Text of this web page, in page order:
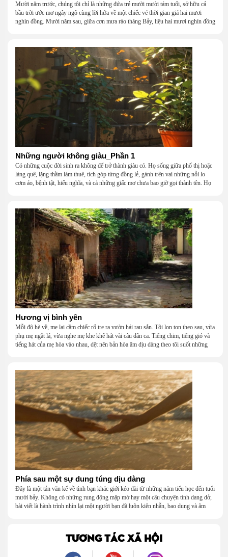
Mười năm trước, chúng tôi chỉ là những đứa trẻ mười mười tám tuổi, sở hữu cả
bầu trời ước mơ ngây ngô cùng lời hứa về một chiếc vé thời gian giá hai mươi
nghìn đồng. Mười năm sau, giữa cơn mưa rào tháng Bảy, liệu hai mươi nghìn đồng
Những người không giàu_Phần 1
Có những cuộc đời sinh ra không để trở thành giàu có. Họ sống giữa phố thị hoặc
làng quê, lặng thầm làm thuê, tích góp từng đồng lẻ, gánh trên vai những nỗi lo
cơm áo, bệnh tật, hiếu nghĩa, và cả những giấc mơ chưa bao giờ gọi thành tên. Họ
một mái nhà bằng lòng thương, bằng sự nhẫn nại và một niềm tin cũ kỹ rằng: dẫu
nghèo đến đâu, cũng còn có nhau để quay về.
Hương vị bình yên
Mỗi độ hè về, mẹ lại cầm chiếc rổ tre ra vườn hái rau sắn. Tôi lon ton theo sau, vừa
phụ mẹ ngắt lá, vừa nghe mẹ khe khẽ hát vài câu dân ca. Tiếng chim, tiếng gió và
tiếng hát của mẹ hòa vào nhau, dệt nên bản hòa âm dịu dàng theo tôi suốt những
Phía sau một sự dung túng dịu dàng
Đây là một tản văn kể về tình bạn khác giới kéo dài từ những năm tiểu học đến tuổi
mười bảy. Không có những rung động mập mờ hay một câu chuyện tình dang dở,
bài viết là hành trình nhìn lại một người bạn đã luôn kiên nhẫn, bao dung và âm
là một mối tình, mà là một người luôn cho tôi quyền được là chính mình.
TƯƠNG TÁC XÃ HỘI